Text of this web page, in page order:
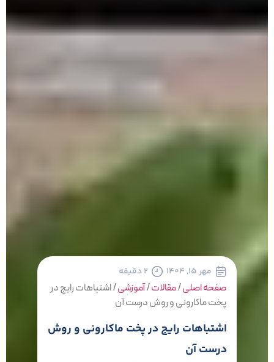
مهر ۱۵, ۱۴۰۴ ۲ دقیقه
صفحه اصلی/مقالات/آموزشی/اشتباهات رایج در
پخت ماکارونی و روش درست آن
اشتباهات رایج در پخت ماکارونی و روش
درست آن